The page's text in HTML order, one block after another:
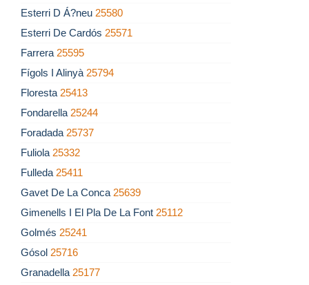
Esterri D Á?neu 25580
Esterri De Cardós 25571
Farrera 25595
Fígols I Alinyà 25794
Floresta 25413
Fondarella 25244
Foradada 25737
Fuliola 25332
Fulleda 25411
Gavet De La Conca 25639
Gimenells I El Pla De La Font 25112
Golmés 25241
Gósol 25716
Granadella 25177